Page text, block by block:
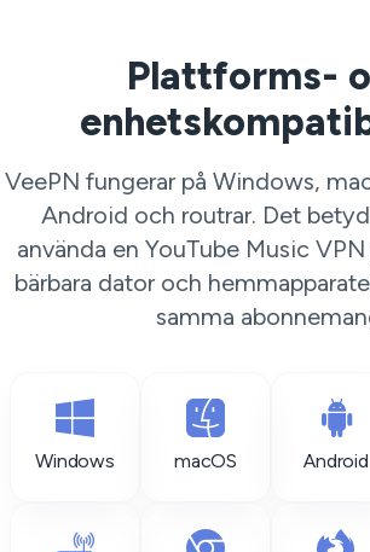
Plattforms-
VeePN fungerar på Windows,
Android och routrar. Det
använda en YouTube Music
bärbara dator och
samma
Windows macOS Android